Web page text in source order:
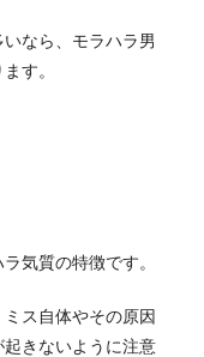
なら、モラハラ男
す。
気質の特徴です。
ス自体やその原因
きないように注意